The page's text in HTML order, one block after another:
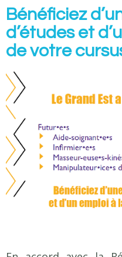
Accueil
Présentation
Notre Institut
Les locaux
Notre équipe
Taxe apprentissage
Formations
Devenir infirmier(e)
Le metier
La formation
Bénéficiez
d’études et
de votre